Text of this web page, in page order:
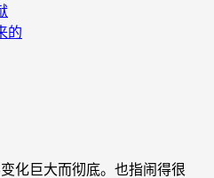
的
化巨大而彻底。也指闹得很